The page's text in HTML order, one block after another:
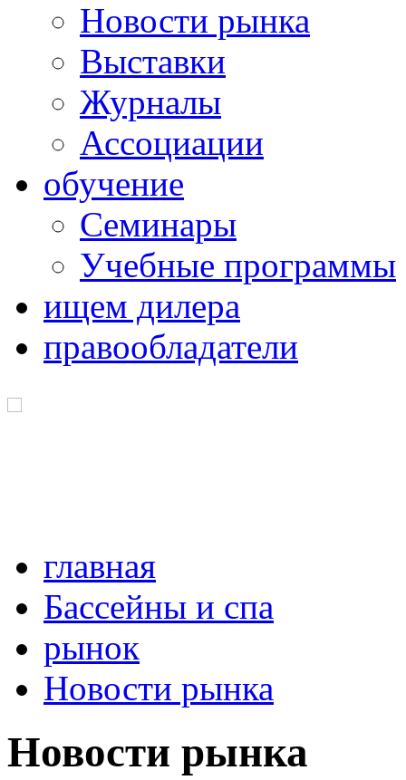
Новости рынка
Выставки
Журналы
Ассоциации
обучение
Семинары
Учебные программы
ищем дилера
правообладатели
главная
Бассейны и спа
рынок
Новости рынка
Новости рынка